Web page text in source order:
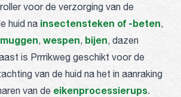
voor de verzorging van de
huid na insectensteken of -beten,
muggen, wespen, bijen, dazen
is Prrrikweg geschikt voor de
van de huid na het in aanraking
van de eikenprocessierups.